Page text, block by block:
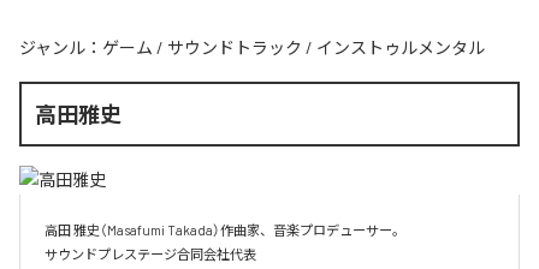
ジャンル： ゲーム / サウンドトラック / インストゥルメンタル
高田雅史
高田 雅史（Masafumi Takada）作曲家、音楽プロデューサー。
サウンドプレステージ合同会社代表